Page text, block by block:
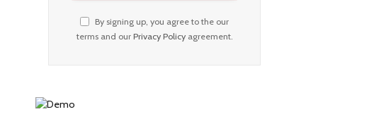
By signing up, you agree to the our
terms and our Privacy Policyagreement.